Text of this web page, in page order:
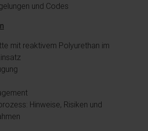
und Codes
mit reaktivem Polyurethan im
Hinweise, Risiken und